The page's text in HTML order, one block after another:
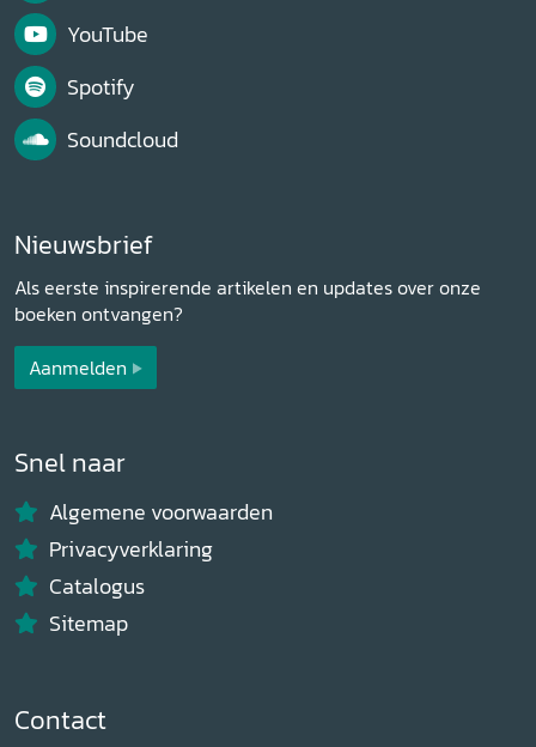
YouTube
Spotify
Soundcloud
Nieuwsbrief
Als eerste inspirerende artikelen en updates over onze
boeken ontvangen?
Aanmelden
Snel naar
Algemene voorwaarden
Privacyverklaring
Catalogus
Sitemap
Contact